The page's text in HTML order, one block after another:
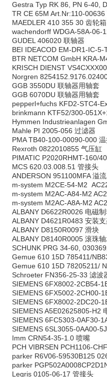
Gestra Typ RK 86, PN 6-40,
TR CE 65M Art.Nr:110-00636
MAEDLER 410 355 30 齿轮箱
wachendorff WDGA-58A-06-
GUDEL 406020 联轴器
BEI IDEACOD EM-DR1-IC-
BTR NETCOM GmbH KRA-
KRISCH DIENST
Norgren
GGB 3550DU 联轴器用轴套
GGB 6070DU 联轴器用轴套
pepperl+fuchs KFD2-STC4-
brinkmann KTF52/300-
Hymmen Industrieanlagen
Mahle PI 2005-056 过滤器
PMA TB40-100-00090-000
Rexroth 0822010855 气压缸
PIMATIC P2020RHMT-160/
MCS 620.03.008.51 管接头
ANDERSON 951100MFA 溢
m-system M2CE-54-M2
m-system M2AC-A84-M2
m-system M2AC-A8A-M2
ALBANY D6622R0026 电磁
ALBANY D4621R0483 安装
ALBANY D8150R0097 滑块
ALBANY D8140R0005 滚珠
SCHUNK PRG 34-60,
Gemue 610 15D 785411/
Gemue 610 15D 78205211/
Schroeter FN356-25-33 滤波
SIEMENS 6FX8002-2CB54-
SIEMENS 6FX5002-
SIEMENS 6FX8002-2DC20-
SIEMENS A5E02625805-H2
SIEMENS 6FC5303-0AF30-
SIEMENS 6SL3055-0AA00-
Imm CRN54-35-1.0 喷嘴
PCH VIBRSEN PCH1106-
parker R6V06-59530B125
parker
Legris 0105-06-17 管接头